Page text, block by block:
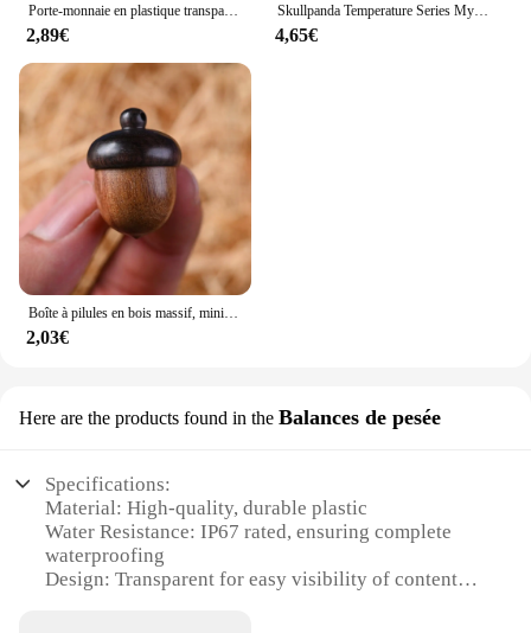
2,89€
Skullpanda Temperature Series Mysterious Box Toys, Sp8 Generation Blind Box, Model Figure, Desktop Decoration, Wisure Gift, Hot
4,65€
2,03€
Here are the products found in the Balances de pesée
Specifications:
Material: High-quality, durable plastic
Water Resistance: IP67 rated, ensuring complete
waterproofing
Design: Transparent for easy visibility of contents